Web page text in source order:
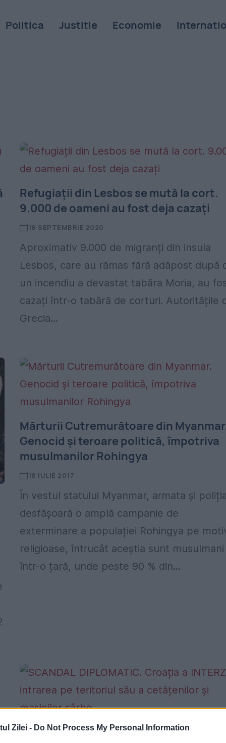
Zilei - Do Not Process My Personal Information
Politica Justitie Economie
Refugiații din Lesbos se mută la cort.
9.000 de oameni au fost deja cazați
19 SEPTEMBRIE 2020
Aproximativ 9.000 de migranți din insula
Lesbos, care au rămas fără adăpost după
un incendiu a devastat tabăra Moria, au
cazați într-o tabără de corturi. Autoritățile
Grecia...
Mărturii Cutremurătoare din
Genocid și teroare politică, împotriva
musulmanilor Rohingya
18 IULIE 2017
În vestul statului Myanmar, armata și
desfășoară o amplă campanie de
exterminare a populației Rohingya pe
religioase, întrucât aceștia sunt musulmani
într-o țară, unde peste 90 % din...
SCANDAL DIPLOMATIC. Croația a